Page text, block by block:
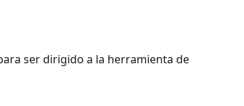
ser dirigido a la herramienta de